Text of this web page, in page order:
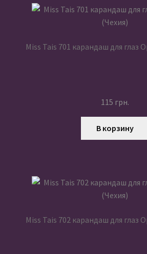
Miss Tais 701 карандаш для глаз
115 грн.
В корзину
Miss Tais 702 карандаш для глаз